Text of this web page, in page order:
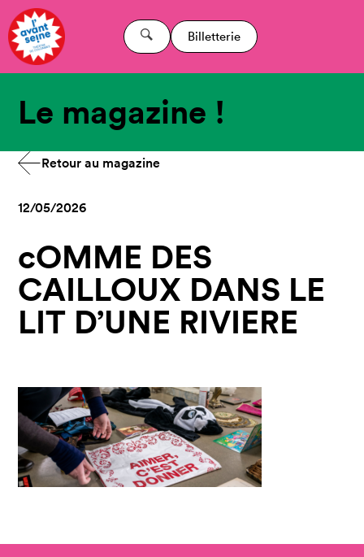
Billetterie
Le magazine !
Retour au magazine
12/05/2026
cOMME DES
CAILLOUX DANS LE
LIT D’UNE RIVIERE